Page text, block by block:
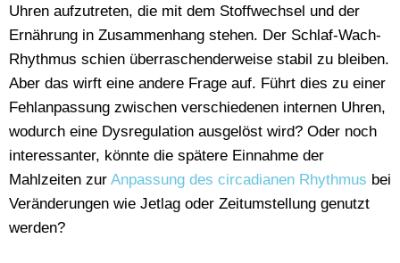
Uhren aufzutreten, die mit dem Stoffwechsel und der
Ernährung in Zusammenhang stehen. Der Schlaf-Wach-
Rhythmus schien überraschenderweise stabil zu bleiben.
Aber das wirft eine andere Frage auf. Führt dies zu einer
Fehlanpassung zwischen verschiedenen internen Uhren,
wodurch eine Dysregulation ausgelöst wird? Oder noch
interessanter, könnte die spätere Einnahme der
Mahlzeiten zur Anpassung des circadianen Rhythmus bei
Veränderungen wie Jetlag oder Zeitumstellung genutzt
werden?